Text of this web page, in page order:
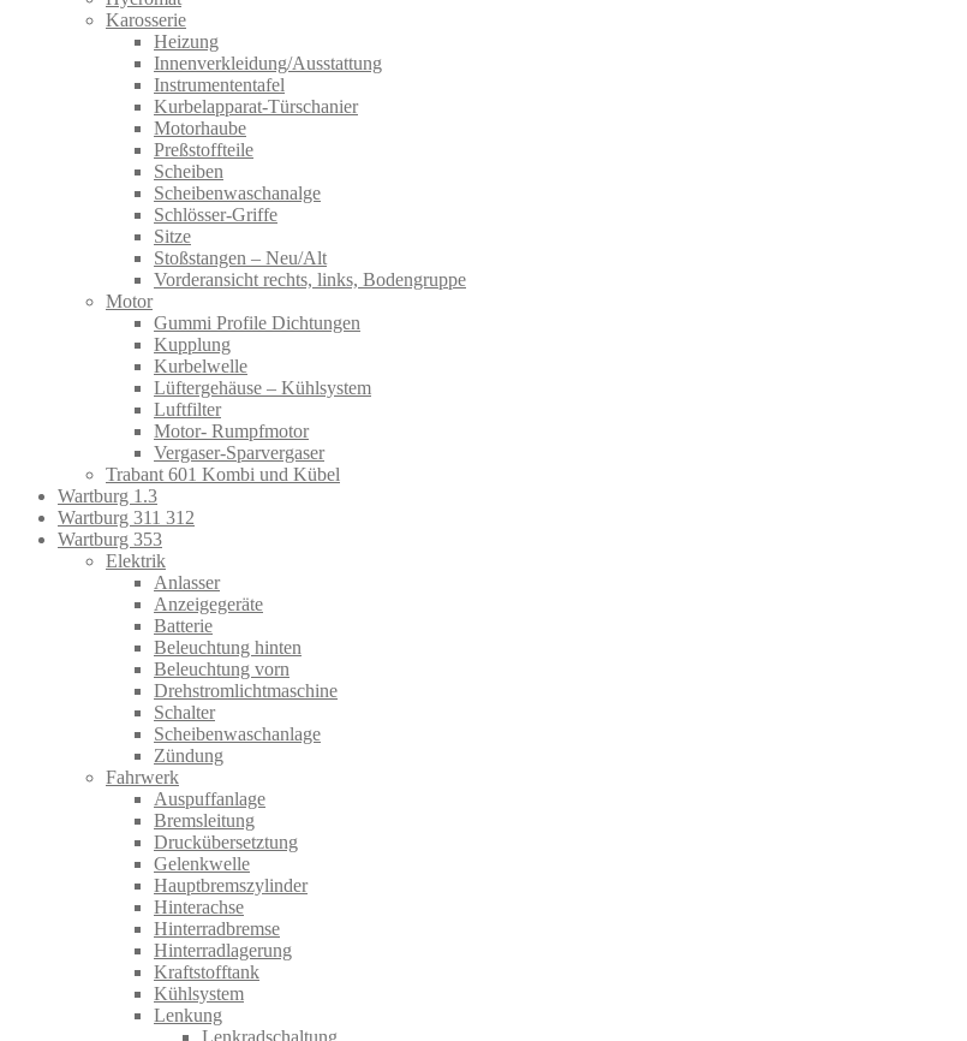
Karosserie
Heizung
Innenverkleidung/Ausstattung
Instrumententafel
Kurbelapparat-Türschanier
Motorhaube
Preßstoffteile
Scheiben
Scheibenwaschanalge
Schlösser-Griffe
Sitze
Stoßstangen – Neu/Alt
Vorderansicht rechts, links, Bodengruppe
Motor
Gummi Profile Dichtungen
Kupplung
Kurbelwelle
Lüftergehäuse – Kühlsystem
Luftfilter
Motor- Rumpfmotor
Vergaser-Sparvergaser
Trabant 601 Kombi und Kübel
Wartburg 1.3
Wartburg 311 312
Wartburg 353
Elektrik
Anlasser
Anzeigegeräte
Batterie
Beleuchtung hinten
Beleuchtung vorn
Drehstromlichtmaschine
Schalter
Scheibenwaschanlage
Zündung
Fahrwerk
Auspuffanlage
Bremsleitung
Druckübersetztung
Gelenkwelle
Hauptbremszylinder
Hinterachse
Hinterradbremse
Hinterradlagerung
Kraftstofftank
Kühlsystem
Lenkung
Lenkradschaltung